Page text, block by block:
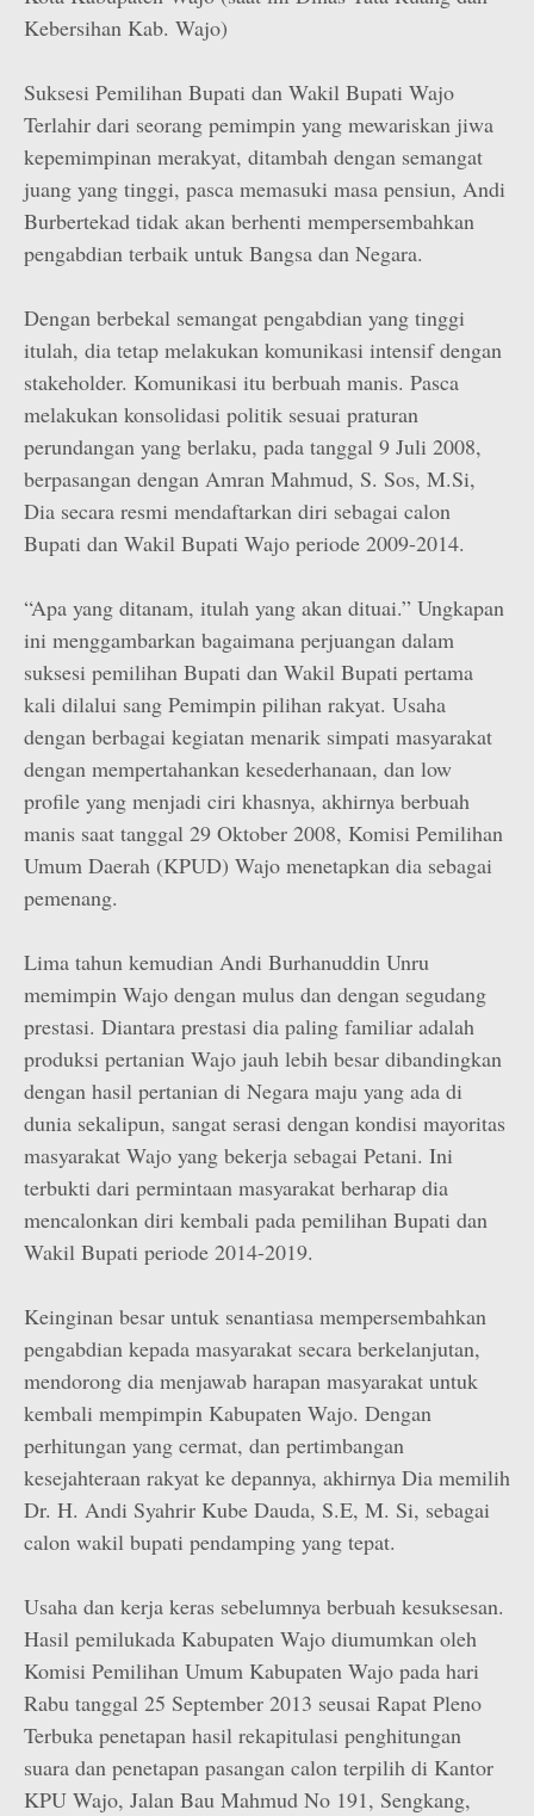
Kebersihan Kab. Wajo)
Suksesi Pemilihan Bupati dan Wakil Bupati Wajo
Terlahir dari seorang pemimpin yang mewariskan jiwa
kepemimpinan merakyat, ditambah dengan semangat
juang yang tinggi, pasca memasuki masa pensiun, Andi
Burbertekad tidak akan berhenti mempersembahkan
pengabdian terbaik untuk Bangsa dan Negara.
Dengan berbekal semangat pengabdian yang tinggi
itulah, dia tetap melakukan komunikasi intensif dengan
stakeholder. Komunikasi itu berbuah manis. Pasca
melakukan konsolidasi politik sesuai praturan
perundangan yang berlaku, pada tanggal 9 Juli 2008,
berpasangan dengan Amran Mahmud, S. Sos, M.Si,
Dia secara resmi mendaftarkan diri sebagai calon
Bupati dan Wakil Bupati Wajo periode 2009-2014.
“Apa yang ditanam, itulah yang akan dituai.” Ungkapan
ini menggambarkan bagaimana perjuangan dalam
suksesi pemilihan Bupati dan Wakil Bupati pertama
kali dilalui sang Pemimpin pilihan rakyat. Usaha
dengan berbagai kegiatan menarik simpati masyarakat
dengan mempertahankan kesederhanaan, dan low
profile yang menjadi ciri khasnya, akhirnya berbuah
manis saat tanggal 29 Oktober 2008, Komisi Pemilihan
Umum Daerah (KPUD) Wajo menetapkan dia sebagai
pemenang.
Lima tahun kemudian Andi Burhanuddin Unru
memimpin Wajo dengan mulus dan dengan segudang
prestasi. Diantara prestasi dia paling familiar adalah
produksi pertanian Wajo jauh lebih besar dibandingkan
dengan hasil pertanian di Negara maju yang ada di
dunia sekalipun, sangat serasi dengan kondisi mayoritas
masyarakat Wajo yang bekerja sebagai Petani. Ini
terbukti dari permintaan masyarakat berharap dia
mencalonkan diri kembali pada pemilihan Bupati dan
Wakil Bupati periode 2014-2019.
Keinginan besar untuk senantiasa mempersembahkan
pengabdian kepada masyarakat secara berkelanjutan,
mendorong dia menjawab harapan masyarakat untuk
kembali mempimpin Kabupaten Wajo. Dengan
perhitungan yang cermat, dan pertimbangan
kesejahteraan rakyat ke depannya, akhirnya Dia memilih
Dr. H. Andi Syahrir Kube Dauda, S.E, M. Si, sebagai
calon wakil bupati pendamping yang tepat.
Usaha dan kerja keras sebelumnya berbuah kesuksesan.
Hasil pemilukada Kabupaten Wajo diumumkan oleh
Komisi Pemilihan Umum Kabupaten Wajo pada hari
Rabu tanggal 25 September 2013 seusai Rapat Pleno
Terbuka penetapan hasil rekapitulasi penghitungan
suara dan penetapan pasangan calon terpilih di Kantor
KPU Wajo, Jalan Bau Mahmud No 191, Sengkang,